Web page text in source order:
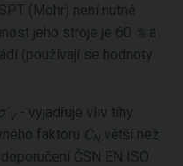
(Mohr) není nutné
jeho stroje je 60 % a
(používají se hodnoty
V - vyjadřuje vliv tíhy
faktoru CN větší než
ČSN EN ISO